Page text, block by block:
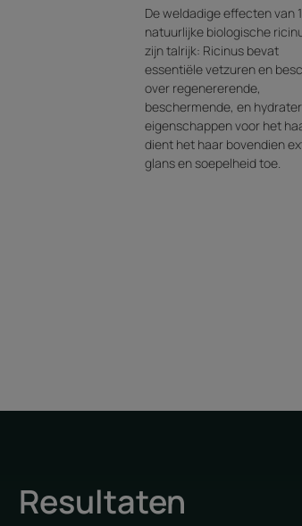
De weldadige effecten van
natuurlijke biologische
zijn talrijk: Ricinus bevat
essentiële vetzuren en
over regenererende,
beschermende, en
eigenschappen voor het
dient het haar bovendien
glans en soepelheid toe.
Resultaten